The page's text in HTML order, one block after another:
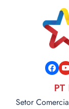
Setor